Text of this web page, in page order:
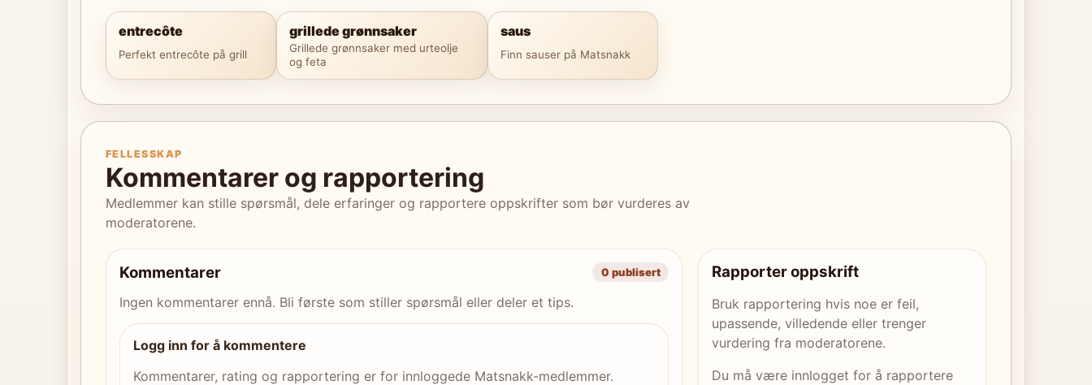
entrecôte
Perfekt entrecôte på grill
grillede grønnsaker
Grillede grønnsaker med urteolje
og feta
saus
Finn sauser på Matsnakk
FELLESSKAP
Kommentarer og rapportering
Medlemmer kan stille spørsmål, dele erfaringer og rapportere oppskrifter som bør vurderes av
moderatorene.
Kommentarer 0 publisert
Ingen kommentarer ennå. Bli første som stiller spørsmål eller deler et tips.
Logg inn for å kommentere
Kommentarer, rating og rapportering er for innloggede Matsnakk-medlemmer.
Rapporter oppskrift
Bruk rapportering hvis noe er feil,
upassende, villedende eller trenger
vurdering fra moderatorene.
Du må være innlogget for å rapportere